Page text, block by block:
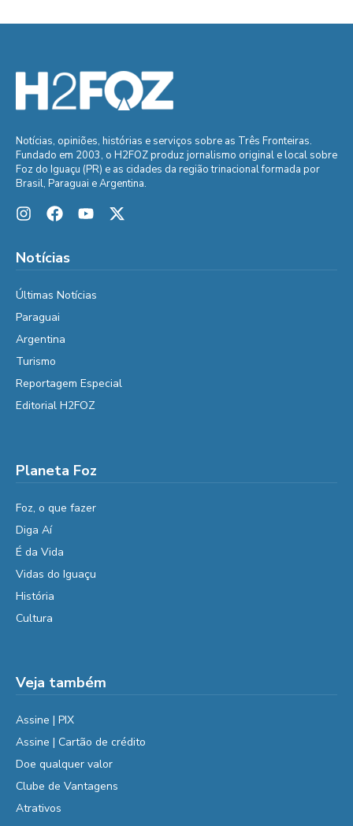
Notícias, opiniões, histórias e serviços sobre as Três Fronteiras.
Fundado em 2003, o H2FOZ produz jornalismo original e local sobre
Foz do Iguaçu (PR) e as cidades da região trinacional formada por
Brasil, Paraguai e Argentina.
Notícias
Últimas Notícias
Paraguai
Argentina
Turismo
Reportagem Especial
Editorial H2FOZ
Planeta Foz
Foz, o que fazer
Diga Aí
É da Vida
Vidas do Iguaçu
História
Cultura
Veja também
Assine | PIX
Assine | Cartão de crédito
Doe qualquer valor
Clube de Vantagens
Atrativos